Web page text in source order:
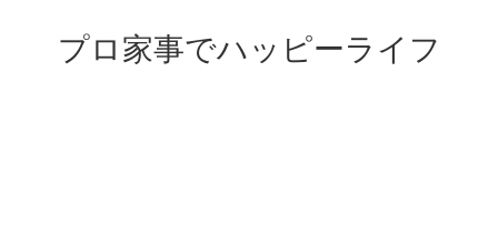
プロ家事でハッピーライフ